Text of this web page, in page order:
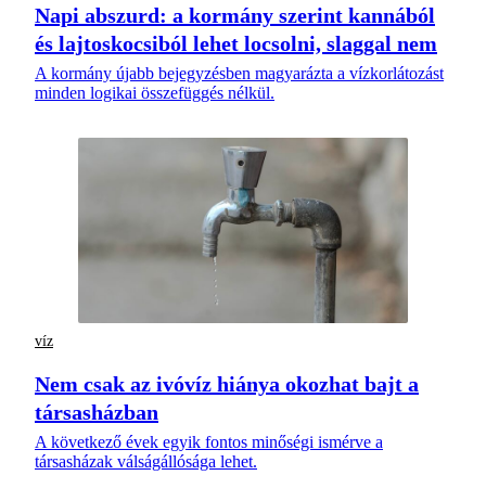
Napi abszurd: a kormány szerint kannából
és lajtoskocsiból lehet locsolni, slaggal nem
A kormány újabb bejegyzésben magyarázta a vízkorlátozást
minden logikai összefüggés nélkül.
víz
Nem csak az ivóvíz hiánya okozhat bajt a
társasházban
A következő évek egyik fontos minőségi ismérve a
társasházak válságállósága lehet.